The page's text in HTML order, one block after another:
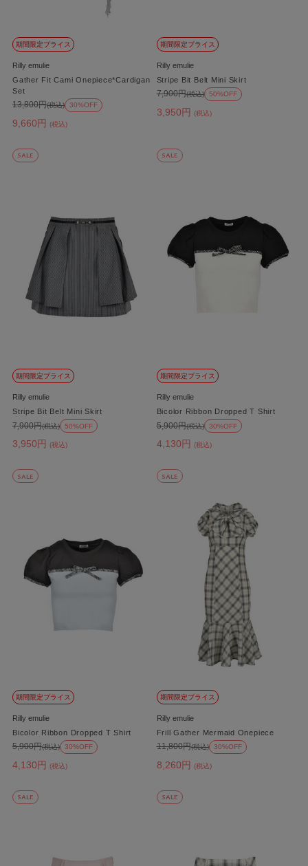
期間限定プライス
Rilly emulie
Gather Fit Cami Onepiece*Cardigan
Set
9,660円 (税込)
13,800円(税込) 30%OFF
期間限定プライス
Rilly emulie
Stripe Bit Belt Mini Skirt
3,950円 (税込)
7,900円(税込) 50%OFF
SALE
期間限定プライス
Rilly emulie
Stripe Bit Belt Mini Skirt
3,950円 (税込)
7,900円(税込) 50%OFF
SALE
期間限定プライス
Rilly emulie
Bicolor Ribbon Dropped T Shirt
4,130円 (税込)
5,900円(税込) 30%OFF
SALE
期間限定プライス
Rilly emulie
Bicolor Ribbon Dropped T Shirt
4,130円 (税込)
5,900円(税込) 30%OFF
SALE
期間限定プライス
Rilly emulie
Frill Gather Mermaid Onepiece
8,260円 (税込)
11,800円(税込) 30%OFF
SALE SALE